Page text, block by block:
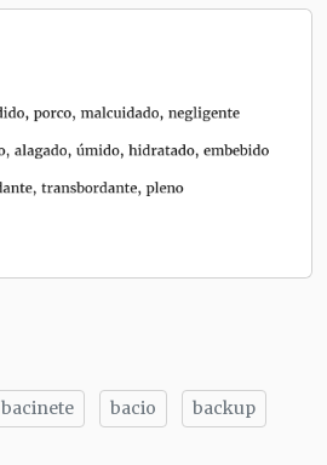
bacinete bacio backup